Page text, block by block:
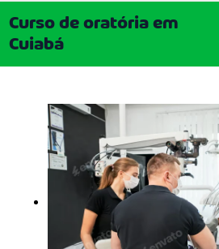
Curso de oratória em
Cuiabá